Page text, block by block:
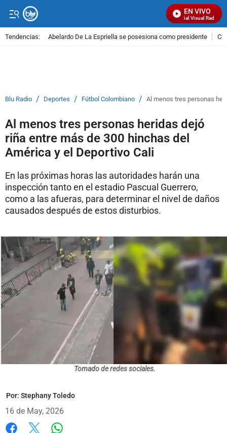
EN VIVO
Señal Visual Radio
Tendencias: Abelardo De La Espriella se posesiona como presidente
Blu Radio / Deportes / Fútbol Colombiano / Al menos tres personas
Al menos tres personas heridas dejó
riña entre más de 300 hinchas del
América y el Deportivo Cali
En las próximas horas las autoridades harán una
inspección tanto en el estadio Pascual Guerrero,
como a las afueras, para determinar el nivel de daños
causados después de estos disturbios.
Tomado de redes sociales.
Por: Stephany Toledo
16 de May, 2026